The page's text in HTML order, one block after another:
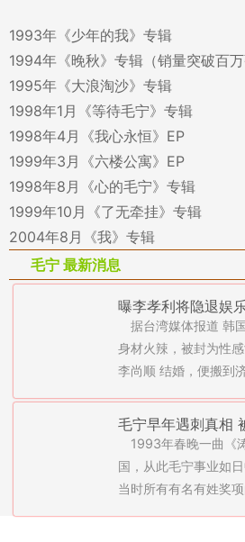
1993年《少年的我》专辑
1994年《晚秋》专辑（销量突破百万
1995年《大浪淘沙》专辑
1998年1月《等待毛宁》专辑
1998年4月《我心永恒》EP
1999年3月《六楼公寓》EP
1998年8月《心的毛宁》专辑
1999年10月《了无牵挂》专辑
2004年8月《我》专辑
毛宁 最新消息
曝李孝利将隐退娱
星隐退背后的故事
据台湾媒体报道 韩
身材火辣，被封为性
李尚顺 结婚，便搬到
毛宁早年遇刺真相
1993年春晚一曲《
国，从此毛宁事业如
当时所有有名有姓奖